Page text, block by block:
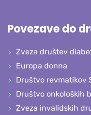
Povezave do
Zveza društev
Europa donna
Društvo revmatikov
Društvo onkoloških
Zveza invalidskih